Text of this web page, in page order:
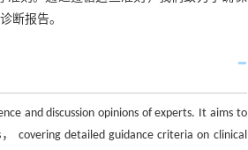
断报告。
and discussion opinions of experts. It aims to
， covering detailed guidance criteria on clinical